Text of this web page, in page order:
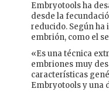
Embryotools ha
desde la
reducido. Según
embrión, como el
«Es una técnica
embriones muy
características
Embryotools y una